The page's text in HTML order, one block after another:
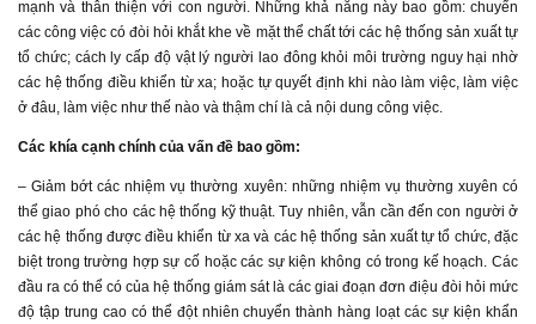
mạnh và thân thiện với con người. Những khả năng này bao gồm: chuyển
các công việc có đòi hỏi khắt khe về mặt thể chất tới các hệ thống sản xuất tự
tổ chức; cách ly cấp độ vật lý người lao đông khỏi môi trường nguy hại nhờ
các hệ thống điều khiển từ xa; hoặc tự quyết định khi nào làm việc, làm việc
ở đâu, làm việc như thế nào và thậm chí là cả nội dung công việc.
Các khía cạnh chính của vấn đề bao gồm:
– Giảm bớt các nhiệm vụ thường xuyên: những nhiệm vụ thường xuyên có
thể giao phó cho các hệ thống kỹ thuật. Tuy nhiên, vẫn cần đến con người ở
các hệ thống được điều khiển từ xa và các hệ thống sản xuất tự tổ chức, đặc
biệt trong trường hợp sự cố hoặc các sự kiện không có trong kế hoạch. Các
đầu ra có thể có của hệ thống giám sát là các giai đoạn đơn điệu đòi hỏi mức
độ tập trung cao có thể đột nhiên chuyển thành hàng loạt các sự kiện khẩn